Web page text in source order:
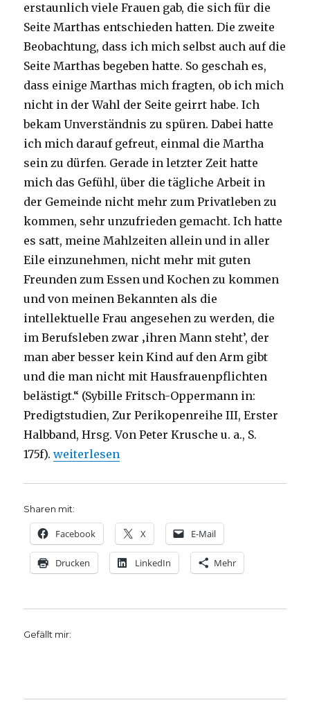
erstaunlich viele Frauen gab, die sich für die
Seite Marthas entschieden hatten. Die zweite
Beobachtung, dass ich mich selbst auch auf die
Seite Marthas begeben hatte. So geschah es,
dass einige Marthas mich fragten, ob ich mich
nicht in der Wahl der Seite geirrt habe. Ich
bekam Unverständnis zu spüren. Dabei hatte
ich mich darauf gefreut, einmal die Martha
sein zu dürfen. Gerade in letzter Zeit hatte
mich das Gefühl, über die tägliche Arbeit in
der Gemeinde nicht mehr zum Privatleben zu
kommen, sehr unzufrieden gemacht. Ich hatte
es satt, meine Mahlzeiten allein und in aller
Eile einzunehmen, nicht mehr mit guten
Freunden zum Essen und Kochen zu kommen
und von meinen Bekannten als die
intellektuelle Frau angesehen zu werden, die
im Berufsleben zwar ‚ihren Mann steht’, der
man aber besser kein Kind auf den Arm gibt
und die man nicht mit Hausfrauenpflichten
belästigt.“ (Sybille Fritsch-Oppermann in:
Predigtstudien, Zur Perikopenreihe III, Erster
Halbband, Hrsg. Von Peter Krusche u. a., S.
175f).„Predigt über Lukas 10, Maria und Martha,
weiterlesen
Sharen mit:
Facebook X E-Mail
Drucken LinkedIn Mehr
Gefällt mir: